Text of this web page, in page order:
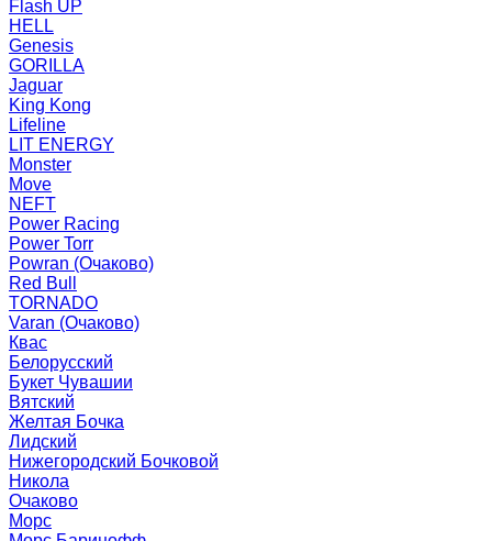
Flash UP
HELL
Genesis
GORILLA
Jaguar
King Kong
Lifeline
LIT ENERGY
Monster
Move
NEFT
Power Racing
Power Torr
Powran (Очаково)
Red Bull
TORNADO
Varan (Очаково)
Квас
Белорусский
Букет Чувашии
Вятский
Желтая Бочка
Лидский
Нижегородский Бочковой
Никола
Очаково
Морс